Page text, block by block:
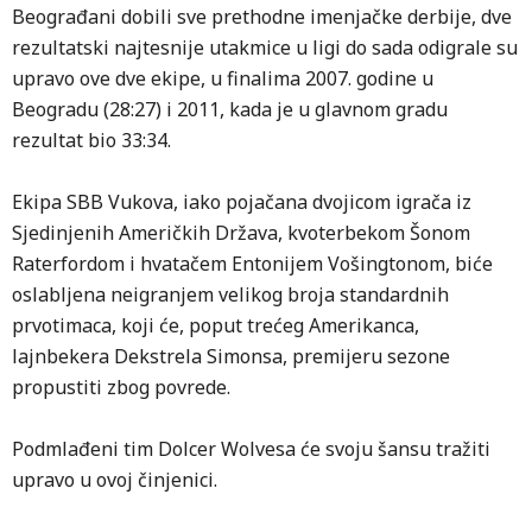
Beograđani dobili sve prethodne imenjačke derbije, dve
rezultatski najtesnije utakmice u ligi do sada odigrale su
upravo ove dve ekipe, u finalima 2007. godine u
Beogradu (28:27) i 2011, kada je u glavnom gradu
rezultat bio 33:34.
Ekipa SBB Vukova, iako pojačana dvojicom igrača iz
Sjedinjenih Američkih Država, kvoterbekom Šonom
Raterfordom i hvatačem Entonijem Vošingtonom, biće
oslabljena neigranjem velikog broja standardnih
prvotimaca, koji će, poput trećeg Amerikanca,
lajnbekera Dekstrela Simonsa, premijeru sezone
propustiti zbog povrede.
Podmlađeni tim Dolcer Wolvesa će svoju šansu tražiti
upravo u ovoj činjenici.